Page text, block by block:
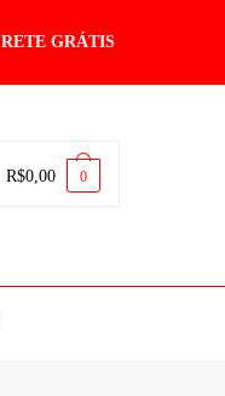
GRÁTIS
R$0,00 0